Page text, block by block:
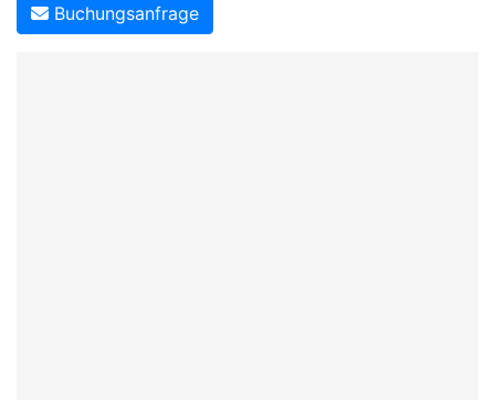
Buchungsanfrage